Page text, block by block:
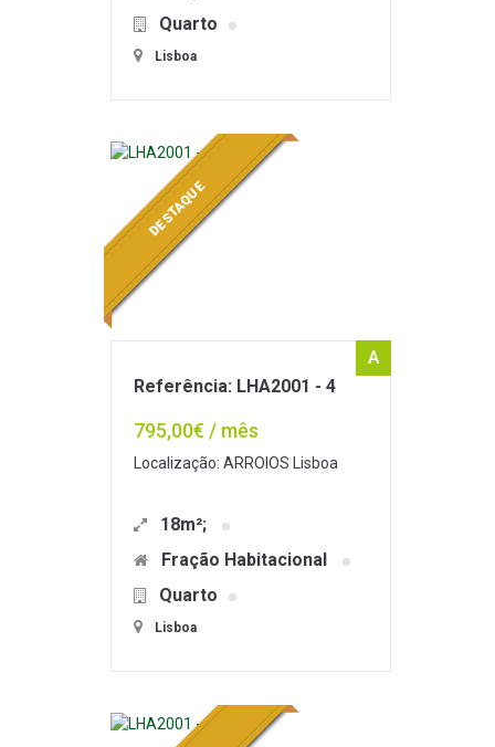
Quarto
Lisboa
DESTAQUE
A
Referência: LHA2001 - 4
795,00€ / mês
Localização: ARROIOS Lisboa
18m²;
Fração Habitacional
Quarto
Lisboa